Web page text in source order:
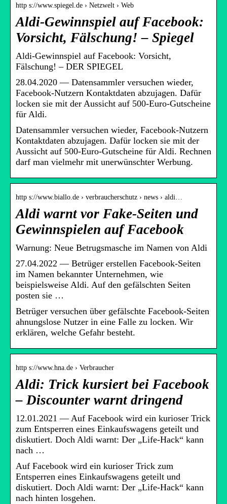
http s://www.spiegel.de › Netzwelt › Web
Aldi-Gewinnspiel auf Facebook:
Vorsicht, Fälschung! – Spiegel
Aldi-Gewinnspiel auf Facebook: Vorsicht,
Fälschung! – DER SPIEGEL
28.04.2020 — Datensammler versuchen wieder,
Facebook-Nutzern Kontaktdaten abzujagen. Dafür
locken sie mit der Aussicht auf 500-Euro-Gutscheine
für Aldi.
Datensammler versuchen wieder, Facebook-Nutzern
Kontaktdaten abzujagen. Dafür locken sie mit der
Aussicht auf 500-Euro-Gutscheine für Aldi. Rechnen
darf man vielmehr mit unerwünschter Werbung.
http s://www.biallo.de › verbraucherschutz › news › aldi…
Aldi warnt vor Fake-Seiten und
Gewinnspielen auf Facebook
Warnung: Neue Betrugsmasche im Namen von Aldi
27.04.2022 — Betrüger erstellen Facebook-Seiten
im Namen bekannter Unternehmen, wie
beispielsweise Aldi. Auf den gefälschten Seiten
posten sie …
Betrüger versuchen über gefälschte Facebook-Seiten
ahnungslose Nutzer in eine Falle zu locken. Wir
erklären, welche Gefahr besteht.
http s://www.hna.de › Verbraucher
Aldi: Trick kursiert bei Facebook
– Discounter warnt dringend
12.01.2021 — Auf Facebook wird ein kurioser Trick
zum Entsperren eines Einkaufswagens geteilt und
diskutiert. Doch Aldi warnt: Der „Life-Hack“ kann
nach …
Auf Facebook wird ein kurioser Trick zum
Entsperren eines Einkaufswagens geteilt und
diskutiert. Doch Aldi warnt: Der „Life-Hack“ kann
nach hinten losgehen.